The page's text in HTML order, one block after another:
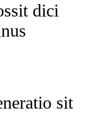
dici
sit